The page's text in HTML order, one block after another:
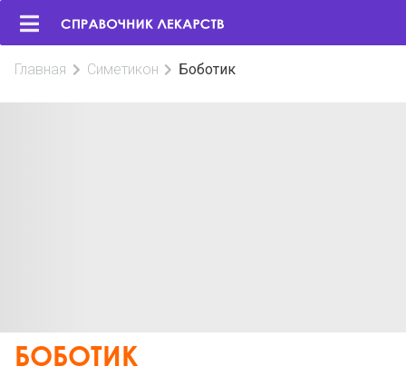
Главная Симетикон Боботик
БОБОТИК